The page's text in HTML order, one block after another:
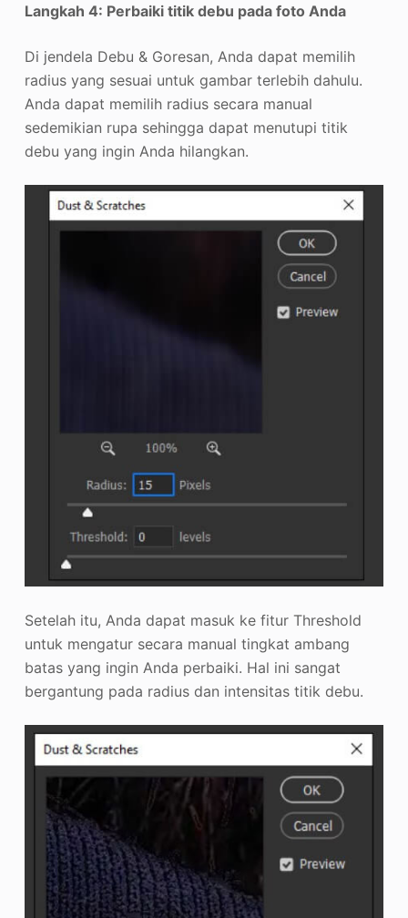
Langkah 4: Perbaiki titik debu pada foto Anda
Di jendela Debu & Goresan, Anda dapat memilih
radius yang sesuai untuk gambar terlebih dahulu.
Anda dapat memilih radius secara manual
sedemikian rupa sehingga dapat menutupi titik
debu yang ingin Anda hilangkan.
Setelah itu, Anda dapat masuk ke fitur Threshold
untuk mengatur secara manual tingkat ambang
batas yang ingin Anda perbaiki. Hal ini sangat
bergantung pada radius dan intensitas titik debu.